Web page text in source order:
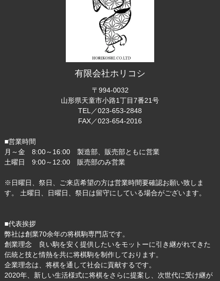
有限会社ホリコシ
〒994-0032
山形県天童市小路1丁目7番21号
TEL／023-653-2848
FAX／023-654-2016
■営業時間
月～金 8:00～16:00 製造部、販売部ともに営業
土曜日 9:00～12:00 販売部のみ営業
※日曜日、祭日、ご来店希望の方は営業時間要確認お願い致しま
す。 土曜日、日曜日、祭日は留守にしている場合がございます。
■代表挨拶
弊社は創業70余年の将棋駒専門店です。
創業理念 良い駒を安く提供したいをモットーに引き継がれてきた
伝統と技と情熱を共に将棋駒を制作しております。
企業理念は、将棋を通して社会に貢献するです。
2020年、新しい生活様式に将棋をさらに提案し、次世代に受け継が